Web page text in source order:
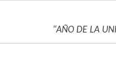
“AÑO DE LA